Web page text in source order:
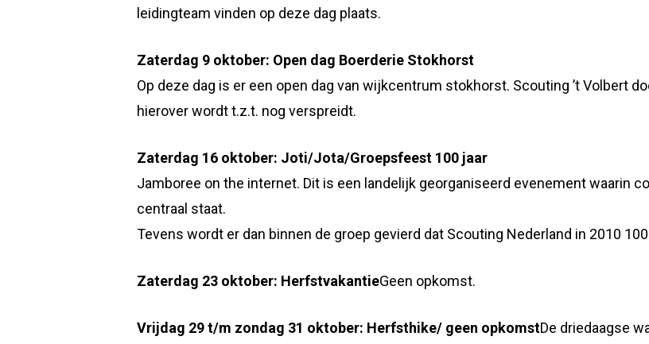
leidingteam vinden op deze dag plaats.
Zaterdag 9 oktober: Open dag Boerderie Stokhorst
Op deze dag is er een open dag van wijkcentrum stokhorst. Scouting ’t Volbert
hierover wordt t.z.t. nog verspreidt.
Zaterdag 16 oktober: Joti/Jota/Groepsfeest 100 jaar
Jamboree on the internet. Dit is een landelijk georganiseerd evenement waarin
centraal staat.
Tevens wordt er dan binnen de groep gevierd dat Scouting Nederland in 2010
Zaterdag 23 oktober: HerfstvakantieGeen opkomst.
Vrijdag 29 t/m zondag 31 oktober: Herfsthike/ geen opkomstDe driedaagse